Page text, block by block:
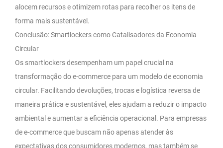
alocem recursos e otimizem rotas para recolher os itens de
forma mais sustentável.
Conclusão: Smartlockers como Catalisadores da Economia
Circular
Os smartlockers desempenham um papel crucial na
transformação do e-commerce para um modelo de economia
circular. Facilitando devoluções, trocas e logística reversa de
maneira prática e sustentável, eles ajudam a reduzir o impacto
ambiental e aumentar a eficiência operacional. Para empresas
de e-commerce que buscam não apenas atender às
expectativas dos consumidores modernos, mas também se